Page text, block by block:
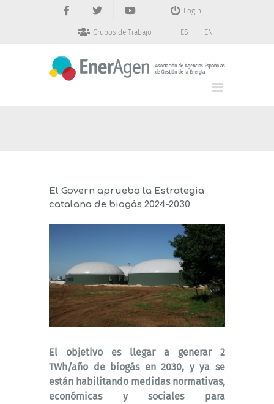
Login
Grupos de Trabajo ES EN
El Govern aprueba la Estrategia
catalana de biogás 2024-2030
El objetivo es llegar a generar 2
TWh/año de biogás en 2030, y ya se
están habilitando medidas normativas,
económicas y sociales para